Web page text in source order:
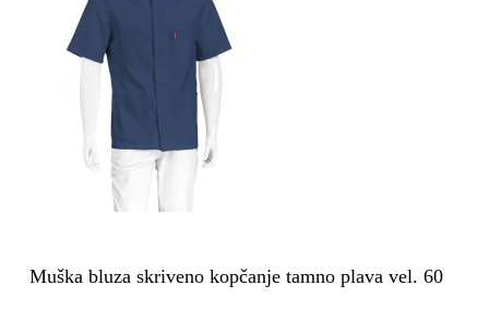
Muška bluza skriveno kopčanje tamno plava vel. 60